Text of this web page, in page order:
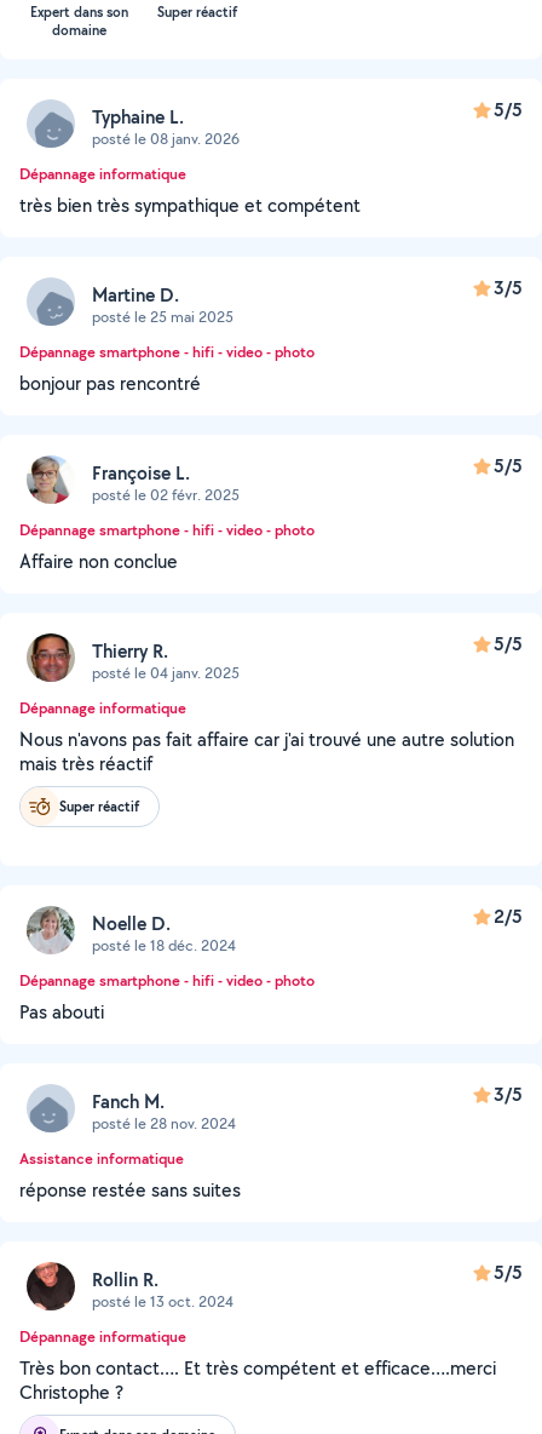
Expert dans son
domaine
Super réactif
Typhaine L.
posté le 08 janv. 2026
5/5
Dépannage informatique
très bien très sympathique et compétent
Martine D.
posté le 25 mai 2025
3/5
Dépannage smartphone - hifi - video - photo
bonjour pas rencontré
Françoise L.
posté le 02 févr. 2025
5/5
Dépannage smartphone - hifi - video - photo
Affaire non conclue
Thierry R.
posté le 04 janv. 2025
5/5
Dépannage informatique
Nous n'avons pas fait affaire car j'ai trouvé une autre solution
mais très réactif
Super réactif
Noelle D.
posté le 18 déc. 2024
2/5
Dépannage smartphone - hifi - video - photo
Pas abouti
Fanch M.
posté le 28 nov. 2024
3/5
Assistance informatique
réponse restée sans suites
Rollin R.
posté le 13 oct. 2024
5/5
Dépannage informatique
Très bon contact…. Et très compétent et efficace….merci
Christophe ?